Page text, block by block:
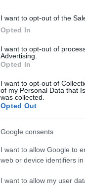
I want to opt-out of the
Opted In
I want to opt-out of
Advertising.
Opted In
I want to opt-out of
of my Personal Data that
was collected.
Opted Out
Google consents
I want to allow Google to
web or device identifiers in
I want to allow my user